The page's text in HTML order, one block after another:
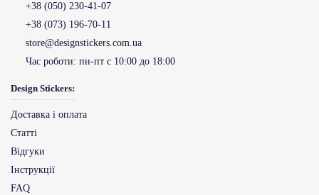
+38 (050) 230-41-07
+38 (073) 196-70-11
store@designstickers.com.ua
Час роботи: пн-пт с 10:00 до 18:00
Design Stickers:
Доставка і оплата
Статті
Відгуки
Інструкції
FAQ